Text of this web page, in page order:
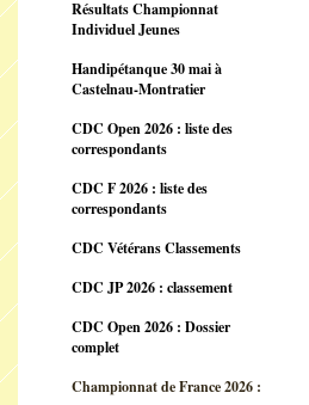
Résultats Championnat
Individuel Jeunes
Handipétanque 30 mai à
Castelnau-Montratier
CDC Open 2026 : liste des
correspondants
CDC F 2026 : liste des
correspondants
CDC Vétérans Classements
CDC JP 2026 : classement
CDC Open 2026 : Dossier
complet
Championnat de France 2026 :